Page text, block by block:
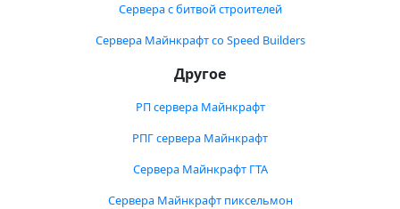
Сервера с битвой строителей
Сервера Майнкрафт со Speed Builders
Другое
РП сервера Майнкрафт
РПГ сервера Майнкрафт
Сервера Майнкрафт ГТА
Сервера Майнкрафт пиксельмон